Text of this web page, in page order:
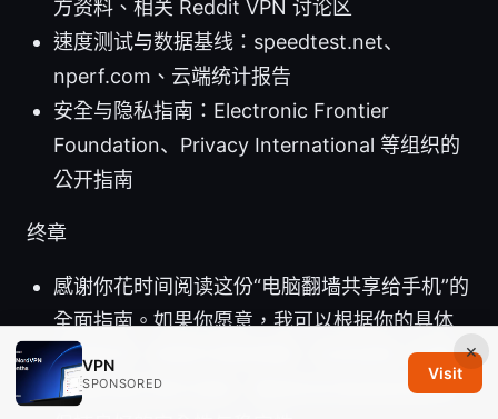
方资料、相关 Reddit VPN 讨论区
速度测试与数据基线：speedtest.net、
nperf.com、云端统计报告
安全与隐私指南：Electronic Frontier
Foundation、Privacy International 等组织的
公开指南
终章
感谢你花时间阅读这份“电脑翻墙共享给手机”的
全面指南。如果你愿意，我可以根据你的具体
设备型号、网络环境和预算，为你定制一份更
详细的逐步操作清单，确保你实现目标的同时
×
VPN
SPONSORED
Visit